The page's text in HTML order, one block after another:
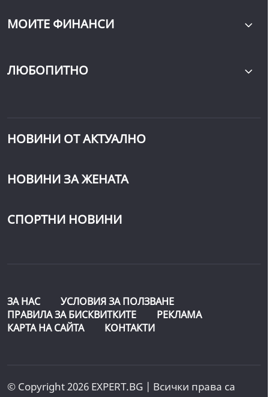
МОИТЕ ФИНАНСИ
ЛЮБОПИТНО
НОВИНИ ОТ АКТУАЛНО
НОВИНИ ЗА ЖЕНАТА
СПОРТНИ НОВИНИ
ЗА НАС
УСЛОВИЯ ЗА ПОЛЗВАНЕ
ПРАВИЛА ЗА БИСКВИТКИТЕ
РЕКЛАМА
КАРТА НА САЙТА
КОНТАКТИ
© Copyright 2026 EXPERT.BG | Всички права са